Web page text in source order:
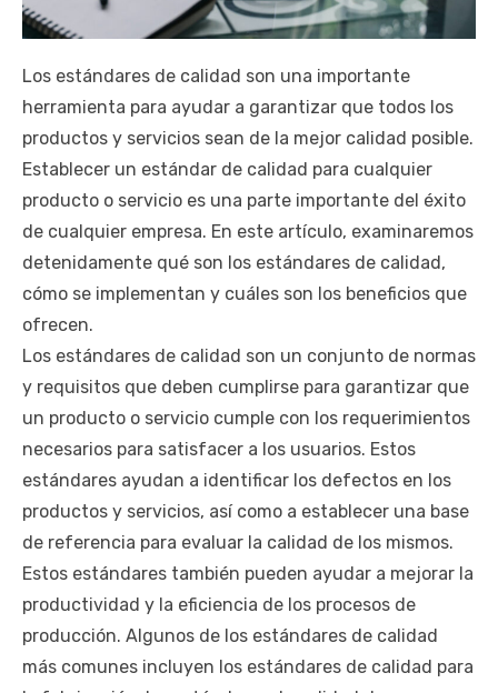
Los estándares de calidad son una importante
herramienta para ayudar a garantizar que todos los
productos y servicios sean de la mejor calidad posible.
Establecer un estándar de calidad para cualquier
producto o servicio es una parte importante del éxito
de cualquier empresa. En este artículo, examinaremos
detenidamente qué son los estándares de calidad,
cómo se implementan y cuáles son los beneficios que
ofrecen.
Los estándares de calidad son un conjunto de normas
y requisitos que deben cumplirse para garantizar que
un producto o servicio cumple con los requerimientos
necesarios para satisfacer a los usuarios. Estos
estándares ayudan a identificar los defectos en los
productos y servicios, así como a establecer una base
de referencia para evaluar la calidad de los mismos.
Estos estándares también pueden ayudar a mejorar la
productividad y la eficiencia de los procesos de
producción. Algunos de los estándares de calidad
más comunes incluyen los estándares de calidad para